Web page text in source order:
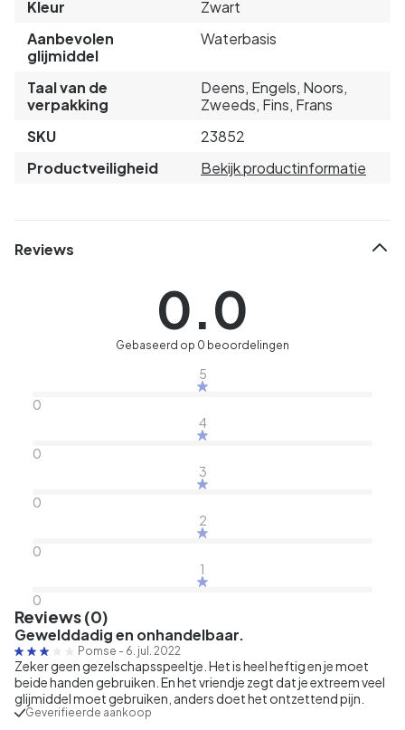
Kleur
Zwart
Aanbevolen
glijmiddel
Waterbasis
Taal van de
verpakking
Deens, Engels, Noors,
Zweeds, Fins, Frans
SKU
23852
Productveiligheid
Bekijk productinformatie
Reviews
0.0
Gebaseerd op 0 beoordelingen
5
0
4
0
3
0
2
0
1
0
Reviews (0)
Gewelddadig en onhandelbaar.
Pomse - 6. jul. 2022
Zeker geen gezelschapsspeeltje. Het is heel heftig en je moet
beide handen gebruiken. En het vriendje zegt dat je extreem veel
glijmiddel moet gebruiken, anders doet het ontzettend pijn.
Geverifieerde aankoop